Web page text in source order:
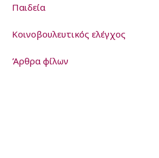
Παιδεία
Kοινοβουλευτικός ελέγχος
Άρθρα φίλων